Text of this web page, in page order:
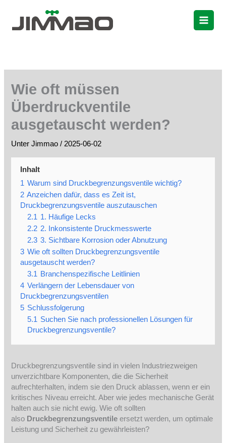
springen
Wie oft müssen
Überdruckventile
ausgetauscht werden?
UnterJimmao/2025-06-02
Inhalt
1 Warum sind Druckbegrenzungsventile wichtig?
2 Anzeichen dafür, dass es Zeit ist,
Druckbegrenzungsventile auszutauschen
2.1 1. Häufige Lecks
2.2 2. Inkonsistente Druckmesswerte
2.3 3. Sichtbare Korrosion oder Abnutzung
3 Wie oft sollten Druckbegrenzungsventile
ausgetauscht werden?
3.1 Branchenspezifische Leitlinien
4 Verlängern der Lebensdauer von
Druckbegrenzungsventilen
5 Schlussfolgerung
5.1 Suchen Sie nach professionellen Lösungen für
Druckbegrenzungsventile?
Druckbegrenzungsventile sind in vielen Industriezweigen
unverzichtbare Komponenten, die die Sicherheit
aufrechterhalten, indem sie den Druck ablassen, wenn er ein
kritisches Niveau erreicht. Aber wie jedes mechanische Gerät
halten auch sie nicht ewig. Wie oft sollten
also Druckbegrenzungsventile ersetzt werden, um optimale
Leistung und Sicherheit zu gewährleisten?